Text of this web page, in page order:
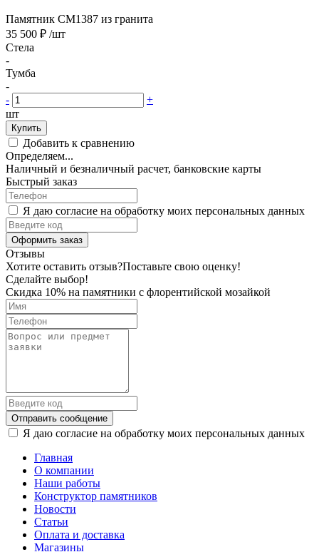
Памятник CM1387 из гранита
35 500 ₽ /шт
Стела
-
Тумба
-
-
+
шт
Купить
Добавить к сравнению
Определяем...
Наличный и безналичный расчет, банковские карты
Быстрый заказ
Я даю согласие на обработку моих персональных данных
Оформить заказ
Отзывы
Хотите оставить отзыв?Поставьте свою оценку!
Сделайте выбор!
Скидка 10% на памятники с флорентийской мозайкой
Отправить сообщение
Я даю согласие на обработку моих персональных данных
Главная
О компании
Наши работы
Конструктор памятников
Новости
Статьи
Оплата и доставка
Магазины